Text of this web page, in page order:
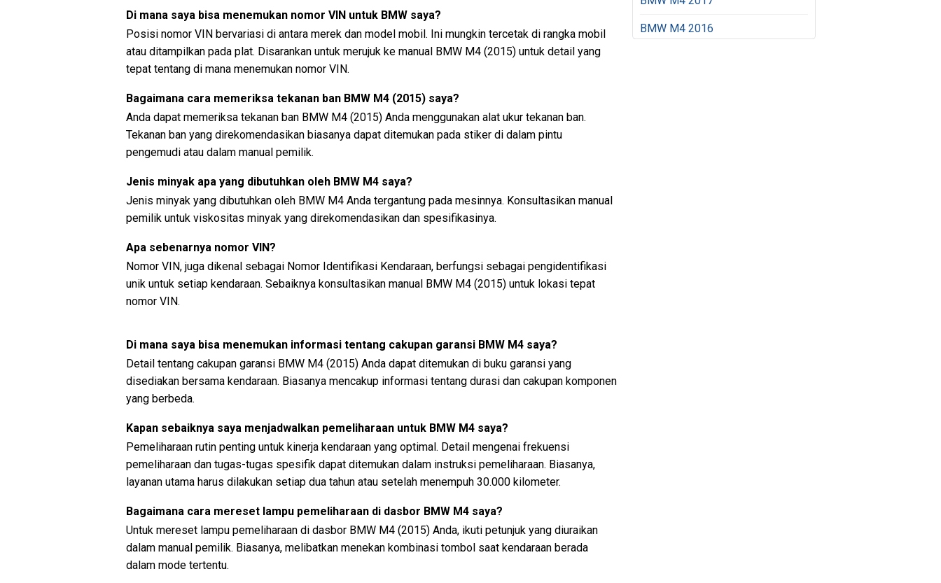
Di mana saya bisa menemukan nomor VIN untuk BMW saya?
Posisi nomor VIN bervariasi di antara merek dan model mobil. Ini mungkin tercetak di rangka mobil
atau ditampilkan pada plat. Disarankan untuk merujuk ke manual BMW M4 (2015) untuk detail yang
tepat tentang di mana menemukan nomor VIN.
Bagaimana cara memeriksa tekanan ban BMW M4 (2015) saya?
Anda dapat memeriksa tekanan ban BMW M4 (2015) Anda menggunakan alat ukur tekanan ban.
Tekanan ban yang direkomendasikan biasanya dapat ditemukan pada stiker di dalam pintu
pengemudi atau dalam manual pemilik.
Jenis minyak apa yang dibutuhkan oleh BMW M4 saya?
Jenis minyak yang dibutuhkan oleh BMW M4 Anda tergantung pada mesinnya. Konsultasikan manual
pemilik untuk viskositas minyak yang direkomendasikan dan spesifikasinya.
Apa sebenarnya nomor VIN?
Nomor VIN, juga dikenal sebagai Nomor Identifikasi Kendaraan, berfungsi sebagai pengidentifikasi
unik untuk setiap kendaraan. Sebaiknya konsultasikan manual BMW M4 (2015) untuk lokasi tepat
nomor VIN.
Di mana saya bisa menemukan informasi tentang cakupan garansi BMW M4 saya?
Detail tentang cakupan garansi BMW M4 (2015) Anda dapat ditemukan di buku garansi yang
disediakan bersama kendaraan. Biasanya mencakup informasi tentang durasi dan cakupan komponen
yang berbeda.
Kapan sebaiknya saya menjadwalkan pemeliharaan untuk BMW M4 saya?
Pemeliharaan rutin penting untuk kinerja kendaraan yang optimal. Detail mengenai frekuensi
pemeliharaan dan tugas-tugas spesifik dapat ditemukan dalam instruksi pemeliharaan. Biasanya,
layanan utama harus dilakukan setiap dua tahun atau setelah menempuh 30.000 kilometer.
Bagaimana cara mereset lampu pemeliharaan di dasbor BMW M4 saya?
Untuk mereset lampu pemeliharaan di dasbor BMW M4 (2015) Anda, ikuti petunjuk yang diuraikan
dalam manual pemilik. Biasanya, melibatkan menekan kombinasi tombol saat kendaraan berada
dalam mode tertentu.
BMW M4 2016